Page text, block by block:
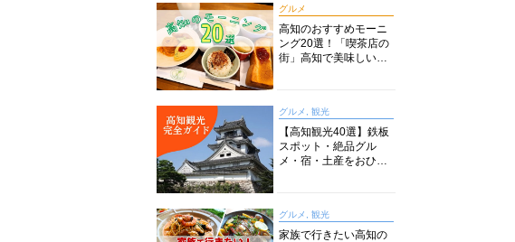
グルメ
高知のおすすめモーニ
ング20選！「喫茶店の
街」高知で美味しい喫
グルメ, 観光
【高知観光40選】鉄板
スポット・絶品グル
メ・宿・土産をおひと
グルメ, 観光
家族で行きたい高知の